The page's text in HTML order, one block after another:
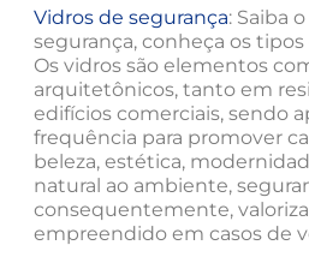
Vidros de segurança: Saiba
segurança, conheça os tipos
Os vidros são elementos
arquitetônicos, tanto em
edifícios comerciais, sendo
frequência para promover
beleza, estética,
natural ao ambiente,
consequentemente,
empreendido em casos de